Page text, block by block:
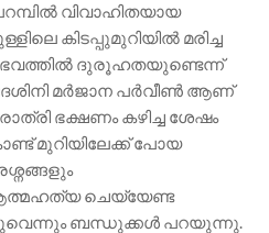
വിവാഹിതയായ
കിടപ്പുമുറിയിൽ മരിച്ച
ദുരൂഹതയുണ്ടെന്ന്
മർജാന പർവീൺ ആണ്
ഭക്ഷണം കഴിച്ച ശേഷം
മുറിയിലേക്ക് പോയ
ചെയ്യേണ്ട
ബന്ധുക്കൾ പറയുന്നു.